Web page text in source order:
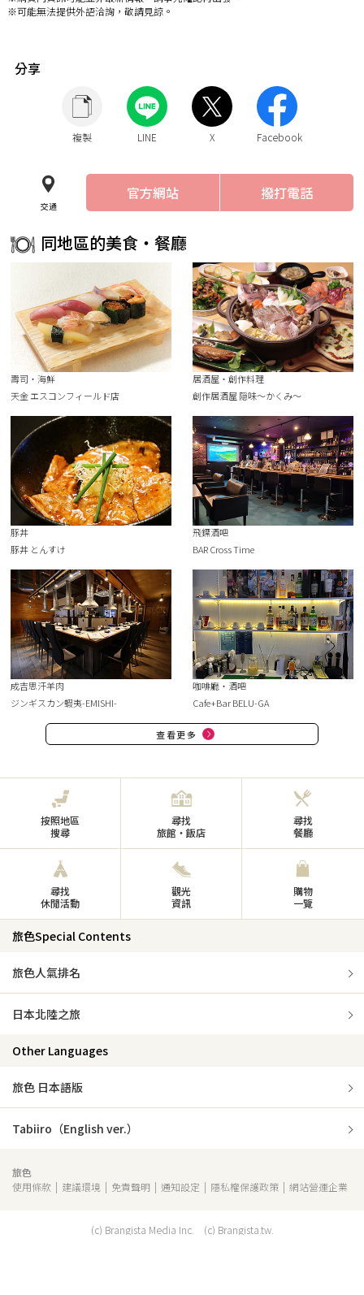
※可能無法提供外語洽詢，敬請見諒。
分享
複製 LINE X Facebook
交通
官方網站 撥打電話
同地區的美食・餐廳
壽司・海鮮
天金 エスコンフィールド店
居酒屋・創作料理
創作居酒屋 隠味～かくみ～
豚丼
豚丼 とんすけ
飛鏢酒吧
BAR Cross Time
成吉思汗羊肉
ジンギスカン蝦夷-EMISHI-
咖啡廳・酒吧
Cafe+Bar BELU-GA
查看更多
按照地區
搜尋
尋找
旅館・飯店
尋找
餐廳
尋找
休閒活動
觀光
資訊
購物
一覽
旅色Special Contents
旅色人氣排名
日本北陸之旅
Other Languages
旅色 日本語版
Tabiiro（English ver.）
旅色
使用條款
建議環境 免責聲明 通知設定 隱私權保護政策 網站營運企業
(c) Brangista Media Inc. (c) Brangista.tw.